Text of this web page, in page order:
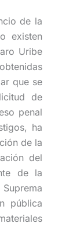
de la
existen
Uribe
que se
de
penal
ha
de la
del
de la
pública